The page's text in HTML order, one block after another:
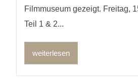
Filmmuseum gezeigt. Freitag,
Teil 1 & 2...
weiterlesen